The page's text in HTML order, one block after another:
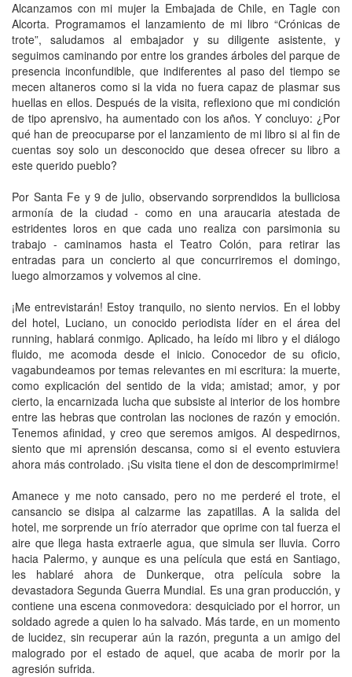
Alcanzamos con mi mujer la Embajada de Chile, en Tagle con
Alcorta. Programamos el lanzamiento de mi libro “Crónicas de
trote”, saludamos al embajador y su diligente asistente, y
seguimos caminando por entre los grandes árboles del parque de
presencia inconfundible, que indiferentes al paso del tiempo se
mecen altaneros como si la vida no fuera capaz de plasmar sus
huellas en ellos. Después de la visita, reflexiono que mi condición
de tipo aprensivo, ha aumentado con los años. Y concluyo: ¿Por
qué han de preocuparse por el lanzamiento de mi libro si al fin de
cuentas soy solo un desconocido que desea ofrecer su libro a
este querido pueblo?
Por Santa Fe y 9 de julio, observando sorprendidos la bulliciosa
armonía de la ciudad - como en una araucaria atestada de
estridentes loros en que cada uno realiza con parsimonia su
trabajo - caminamos hasta el Teatro Colón, para retirar las
entradas para un concierto al que concurriremos el domingo,
luego almorzamos y volvemos al cine.
¡Me entrevistarán! Estoy tranquilo, no siento nervios. En el lobby
del hotel, Luciano, un conocido periodista líder en el área del
running, hablará conmigo. Aplicado, ha leído mi libro y el diálogo
fluido, me acomoda desde el inicio. Conocedor de su oficio,
vagabundeamos por temas relevantes en mi escritura: la muerte,
como explicación del sentido de la vida; amistad; amor, y por
cierto, la encarnizada lucha que subsiste al interior de los hombre
entre las hebras que controlan las nociones de razón y emoción.
Tenemos afinidad, y creo que seremos amigos. Al despedirnos,
siento que mi aprensión descansa, como si el evento estuviera
ahora más controlado. ¡Su visita tiene el don de descomprimirme!
Amanece y me noto cansado, pero no me perderé el trote, el
cansancio se disipa al calzarme las zapatillas. A la salida del
hotel, me sorprende un frío aterrador que oprime con tal fuerza el
aire que llega hasta extraerle agua, que simula ser lluvia. Corro
hacia Palermo, y aunque es una película que está en Santiago,
les hablaré ahora de Dunkerque, otra película sobre la
devastadora Segunda Guerra Mundial. Es una gran producción, y
contiene una escena conmovedora: desquiciado por el horror, un
soldado agrede a quien lo ha salvado. Más tarde, en un momento
de lucidez, sin recuperar aún la razón, pregunta a un amigo del
malogrado por el estado de aquel, que acaba de morir por la
agresión sufrida.